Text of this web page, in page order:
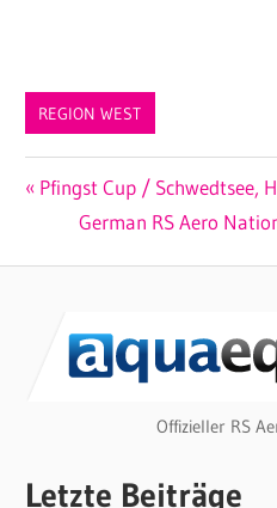
REGION WEST
Vorheriger
Beitrag:
Pfingst Cup / Schwedtsee,
Nächster
German RS Aero
Offizieller RS
Letzte Beiträge